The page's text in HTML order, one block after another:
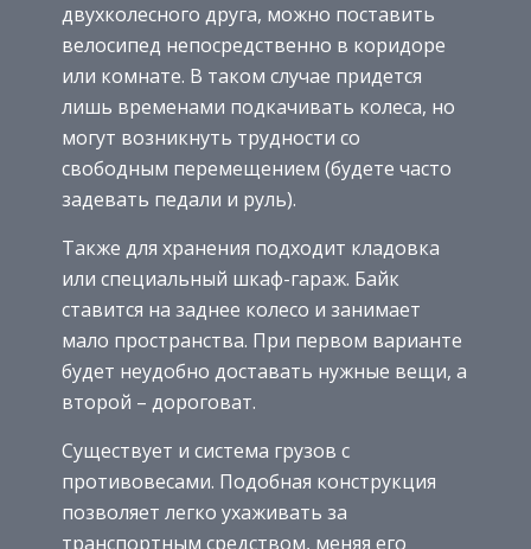
двухколесного друга, можно поставить
велосипед непосредственно в коридоре
или комнате. В таком случае придется
лишь временами подкачивать колеса, но
могут возникнуть трудности со
свободным перемещением (будете часто
задевать педали и руль).
Также для хранения подходит кладовка
или специальный шкаф-гараж. Байк
ставится на заднее колесо и занимает
мало пространства. При первом варианте
будет неудобно доставать нужные вещи, а
второй – дороговат.
Существует и система грузов с
противовесами. Подобная конструкция
позволяет легко ухаживать за
транспортным средством, меняя его